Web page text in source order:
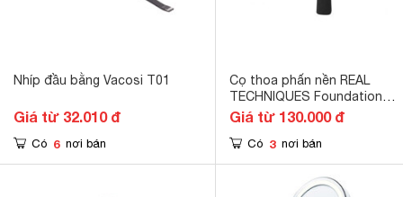
Nhíp đầu bằng Vacosi T01
Giá từ 32.010 đ
Có 6 nơi bán
Cọ thoa phấn nền REAL
TECHNIQUES Foundation
Brush
Giá từ 130.000 đ
Có 3 nơi bán